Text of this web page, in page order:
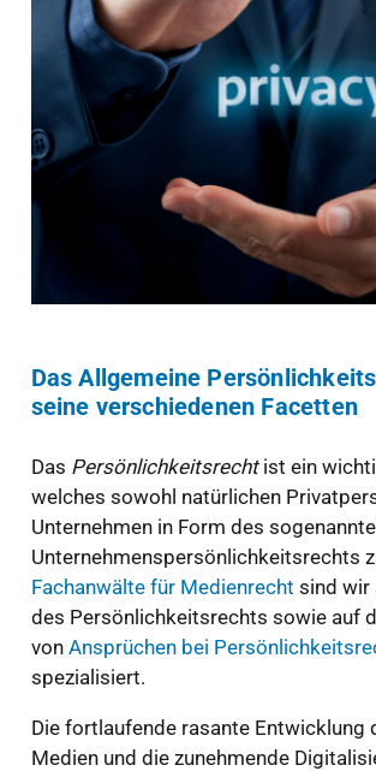
Das Allgemeine
seine verschiedenen Facetten
Das Persönlichkeitsrechtist ein
welches sowohl natürlichen
Unternehmen in Form des
Unternehmenspersönlichkeitsrechts
Fachanwälte für Medienrecht sind wir
des Persönlichkeitsrechts sowie auf
von Ansprüchen bei
spezialisiert.
Die fortlaufende rasante Entwicklung
Medien und die zunehmende